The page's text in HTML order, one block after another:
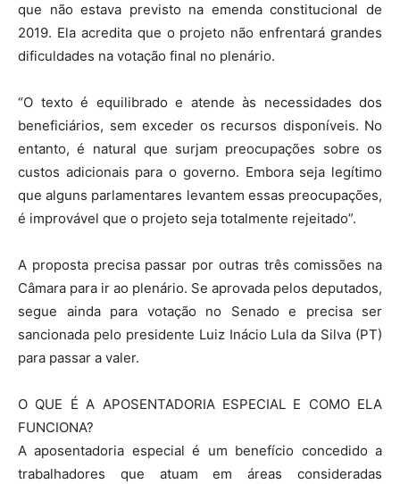
que não estava previsto na emenda constitucional de
2019. Ela acredita que o projeto não enfrentará grandes
dificuldades na votação final no plenário.
“O texto é equilibrado e atende às necessidades dos
beneficiários, sem exceder os recursos disponíveis. No
entanto, é natural que surjam preocupações sobre os
custos adicionais para o governo. Embora seja legítimo
que alguns parlamentares levantem essas preocupações,
é improvável que o projeto seja totalmente rejeitado”.
A proposta precisa passar por outras três comissões na
Câmara para ir ao plenário. Se aprovada pelos deputados,
segue ainda para votação no Senado e precisa ser
sancionada pelo presidente Luiz Inácio Lula da Silva (PT)
para passar a valer.
O QUE É A APOSENTADORIA ESPECIAL E COMO ELA
FUNCIONA?
A aposentadoria especial é um benefício concedido a
trabalhadores que atuam em áreas consideradas